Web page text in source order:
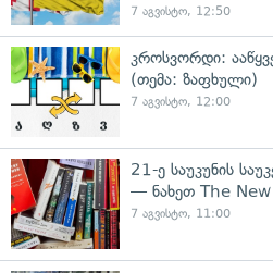
7 აგვისტო, 12:50
კროსვორდი:
(თემა: ზაფხული)
7 აგვისტო, 12:00
21-ე საუკუნის
— ნახეთ The New
7 აგვისტო, 11:00